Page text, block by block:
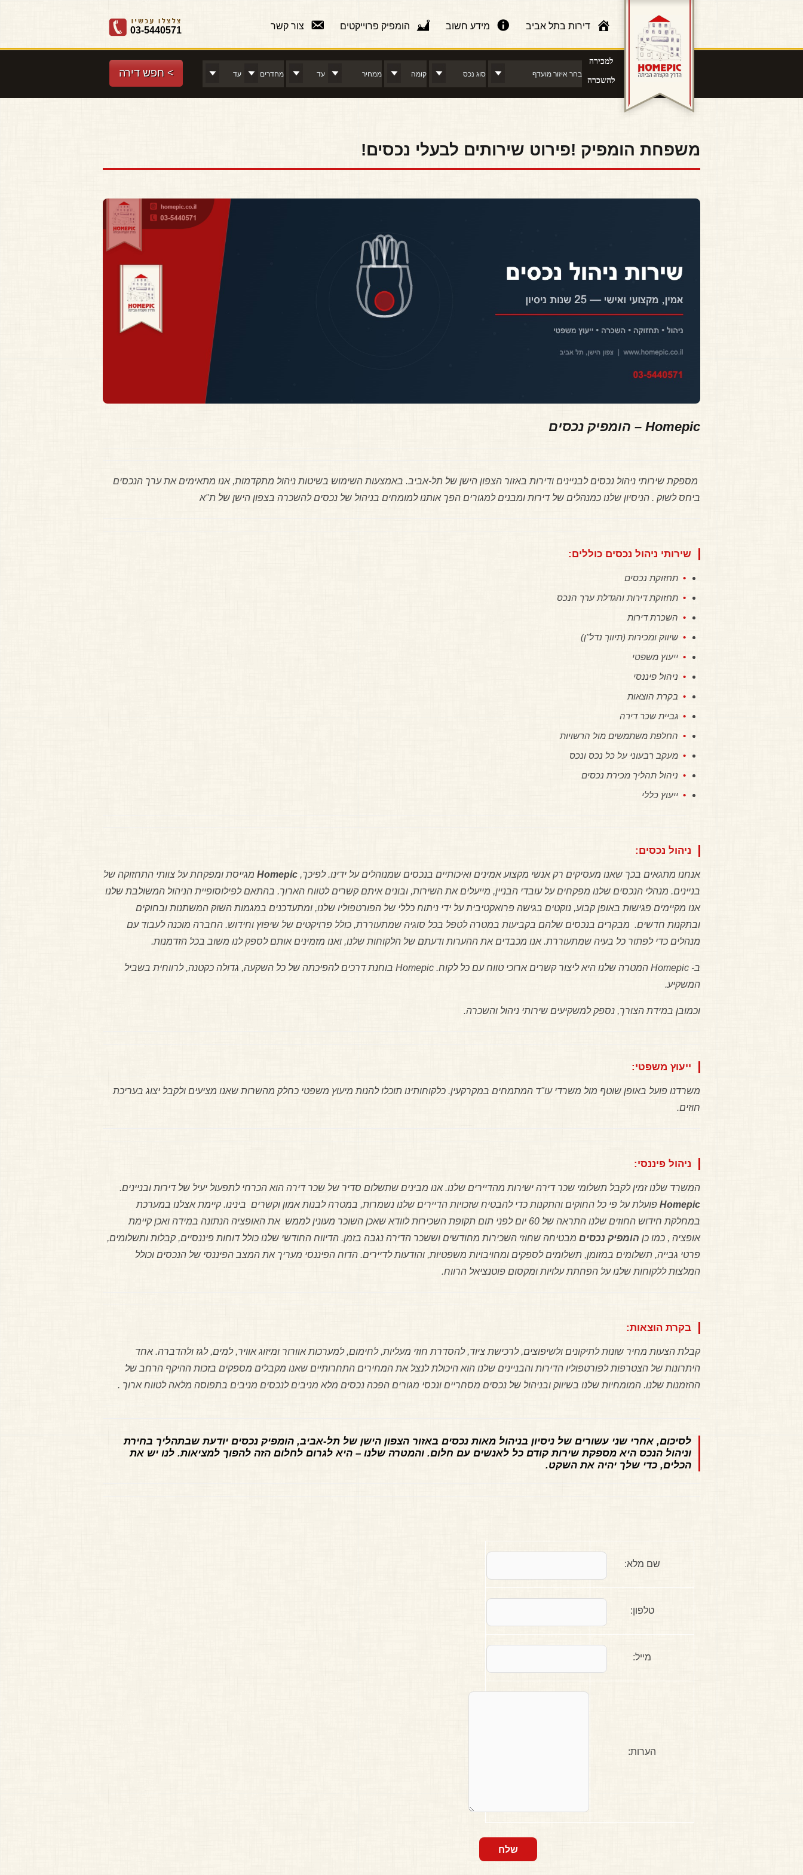
דירות בתל אביב מידע חשוב הומפיק פרוייקטים צור קשר 03-5440571
למכירה
להשכרה
> חפש דירה
משפחת הומפיק !פירוט שירותים לבעלי נכסים!
Homepic – הומפיק נכסים
מספקת שירותי ניהול נכסים לבניינים ודירות באזור הצפון הישן של תל-אביב. באמצעות השימוש בשיטות ניהול מתקדמות, אנו מתאימים את ערך הנכסים
ביחס לשוק . הניסיון שלנו כמנהלים של דירות ומבנים למגורים הפך אותנו למומחים בניהול של נכסים להשכרה בצפון הישן של ת"א
שירותי ניהול נכסים כוללים:
תחזוקת נכסים
תחזוקת דירות והגדלת ערך הנכס
השכרת דירות
שיווק ומכירות (תיווך נדל"ן)
ייעוץ משפטי
ניהול פיננסי
בקרת הוצאות
גביית שכר דירה
החלפת משתמשים מול הרשויות
מעקב רבעוני על כל נכס ונכס
ניהול תהליך מכירת נכסים
ייעוץ כללי
ניהול נכסים:
אנחנו מתגאים בכך שאנו מעסיקים רק אנשי מקצוע אמינים ואיכותיים בנכסים שמנוהלים על ידינו. לפיכך, Homepic מגייסת ומפקחת על צוותי התחזוקה של
בניינים. מנהלי הנכסים שלנו מפקחים על עובדי הבניין, מייעלים את השירות, ובונים איתם קשרים לטווח הארוך. בהתאם לפילוסופיית הניהול המשולבת שלנו
אנו מקיימים פגישות באופן קבוע, נוקטים בגישה פרואקטיבית על ידי ניתוח כללי של הפורטפוליו שלנו, ומתעדכנים במגמות השוק המשתנות ובחוקים
ובתקנות חדשים. מבקרים בנכסים שלהם בקביעות במטרה לטפל בכל סוגיה שמתעוררת, כולל פרויקטים של שיפוץ וחידוש. החברה מוכנה לעבוד עם
מנהלים כדי לפתור כל בעיה שמתעוררת. אנו מכבדים את ההערות ודעתם של הלקוחות שלנו, ואנו מזמינים אותם לספק לנו משוב בכל הזדמנות.
ב- Homepic המטרה שלנו היא ליצור קשרים ארוכי טווח עם כל לקוח. Homepic בוחנת דרכים להפיכתה של כל השקעה, גדולה כקטנה, לרווחית בשביל
המשקיע.
וכמובן במידת הצורך, נספק למשקיעים שירותי ניהול והשכרה.
ייעוץ משפטי:
משרדנו פועל באופן שוטף מול משרדי עו"ד המתמחים במקרקעין. כלקוחותינו תוכלו להנות מיעוץ משפטי כחלק מהשרות שאנו מציעים ולקבל יצוג בעריכת
חוזים.
ניהול פיננסי:
המשרד שלנו זמין לקבל תשלומי שכר דירה ישירות מהדיירים שלנו. אנו מבינים שתשלום סדיר של שכר דירה הוא הכרחי לתפעול יעיל של דירות ובניינים.
Homepic פועלת על פי כל החוקים והתקנות כדי להבטיח שזכויות הדיירים שלנו נשמרות, במטרה לבנות אמון וקשרים בינינו. קיימת אצלנו במערכת
במחלקת חידוש החוזים שלנו התראה של 60 יום לפני תום תקופת השכירות לוודא שאכן השוכר מעונין לממש את האופציה הנתונה במידה ואכן קיימת
אופציה , כמו כן הומפיק נכסים מבטיחה שחוזי השכירות מחודשים וששכר הדירה נגבה בזמן. הדיווח החודשי שלנו כולל דוחות פיננסיים, קבלות ותשלומים,
פרטי גבייה, תשלומים במזומן, תשלומים לספקים ומחויבויות משפטיות, והודעות לדיירים. הדוח הפיננסי מעריך את המצב הפיננסי של הנכסים וכולל
המלצות ללקוחות שלנו על הפחתת עלויות ומקסום פוטנציאל הרווח.
בקרת הוצאות:
קבלת הצעות מחיר שונות לתיקונים ולשיפוצים, לרכישת ציוד, להסדרת חוזי מעליות, לחימום, למערכות אוורור ומיזוג אוויר, למים, לגז ולהדברה. אחד
היתרונות של הצטרפות לפורטפוליו הדירות והבניינים שלנו הוא היכולת לנצל את המחירים התחרותיים שאנו מקבלים מספקים בזכות ההיקף הרחב של
ההזמנות שלנו. המומחיות שלנו בשיווק ובניהול של נכסים מסחריים ונכסי מגורים הפכה נכסים מלא מניבים לנכסים מניבים בתפוסה מלאה לטווח ארוך .
לסיכום, אחרי שני עשורים של ניסיון בניהול מאות נכסים באזור הצפון הישן של תל-אביב, הומפיק נכסים יודעת שבתהליך בחירת
וניהול הנכס היא מספקת שירות קודם כל לאנשים עם חלום. והמטרה שלנו – היא לגרום לחלום הזה להפוך למציאות. לנו יש את
הכלים, כדי שלך יהיה את השקט.
שם מלא:
טלפון:
מייל:
הערות: